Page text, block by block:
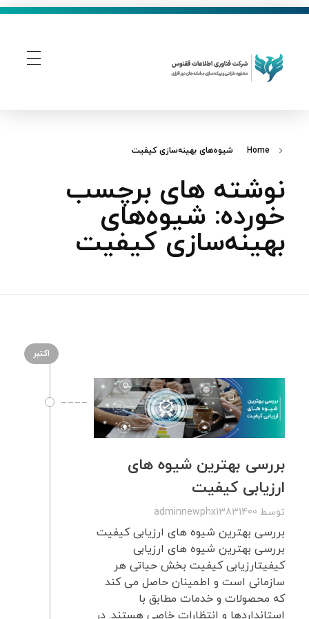
Home شیوه‌های بهینه‌سازی کیفیت
نوشته های برچسب
خورده: شیوه‌های
بهینه‌سازی کیفیت
اکتبر
بررسی بهترین شیوه های
ارزیابی کیفیت
توسط adminnewphx13831400
بررسی بهترین شیوه های ارزیابی کیفیت
بررسی بهترین شیوه های ارزیابی
کیفیتارزیابی کیفیت بخش حیاتی هر
سازمانی است و اطمینان حاصل می کند
که محصولات و خدمات مطابق با
استانداردها و انتظارات خاصی هستند. در